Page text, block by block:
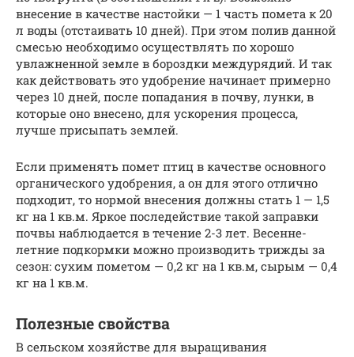
внесение в качестве настойки — 1 часть помета к 20
л воды (отстаивать 10 дней). При этом полив данной
смесью необходимо осуществлять по хорошо
увлажненной земле в бороздки междурядий. И так
как действовать это удобрение начинает примерно
через 10 дней, после попадания в почву, лунки, в
которые оно внесено, для ускорения процесса,
лучше присыпать землей.
Если применять помет птиц в качестве основного
органического удобрения, а он для этого отлично
подходит, то нормой внесения должны стать 1 — 1,5
кг на 1 кв.м. Яркое последействие такой заправки
почвы наблюдается в течение 2-3 лет. Весенне-
летние подкормки можно производить трижды за
сезон: сухим пометом — 0,2 кг на 1 кв.м, сырым — 0,4
кг на 1 кв.м.
Полезные свойства
В сельском хозяйстве для выращивания